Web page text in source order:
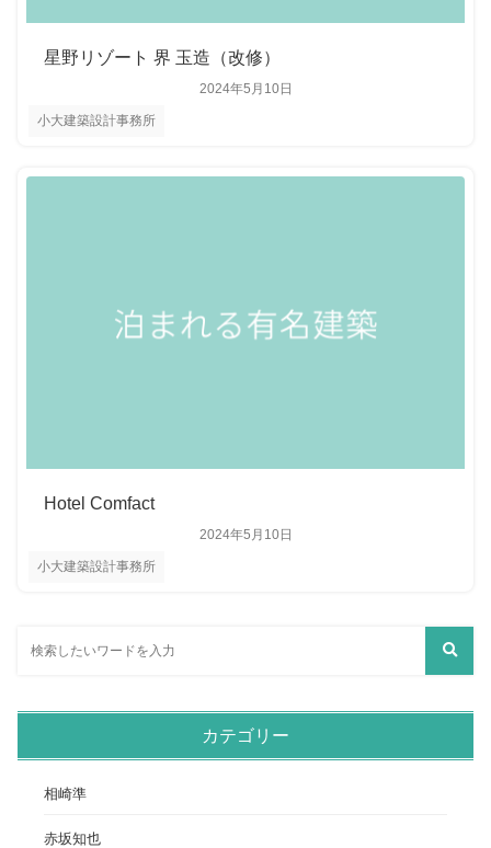
小大建築設計事務所
2024年5月10日
星野リゾート 界 玉造（改修）
小大建築設計事務所
2024年5月10日
Hotel Comfact
カテゴリー
相崎準
赤坂知也